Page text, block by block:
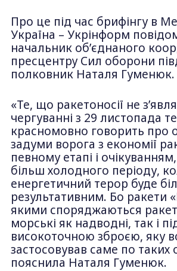
Про це під час брифінгу в
Україна – Укрінформ
начальник об’єднаного
пресцентру Сил оборони
полковник Наталя Гуменюк.
«Те, що ракетоносії не
чергуванні з 29 листопада
красномовно говорить про
задуми ворога з економії
певному етапі і
більш холодного періоду,
енергетичний терор буде
результативним. Бо ракети
якими споряджаються
морські як надводні, так і
високоточною зброєю, яку
застосовував саме по таких
пояснила Наталя Гуменюк.